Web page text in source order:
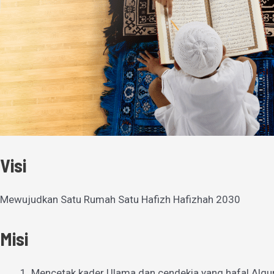
Visi
Mewujudkan Satu Rumah Satu Hafizh Hafizhah 2030
Misi